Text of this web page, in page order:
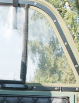
moteur
2010